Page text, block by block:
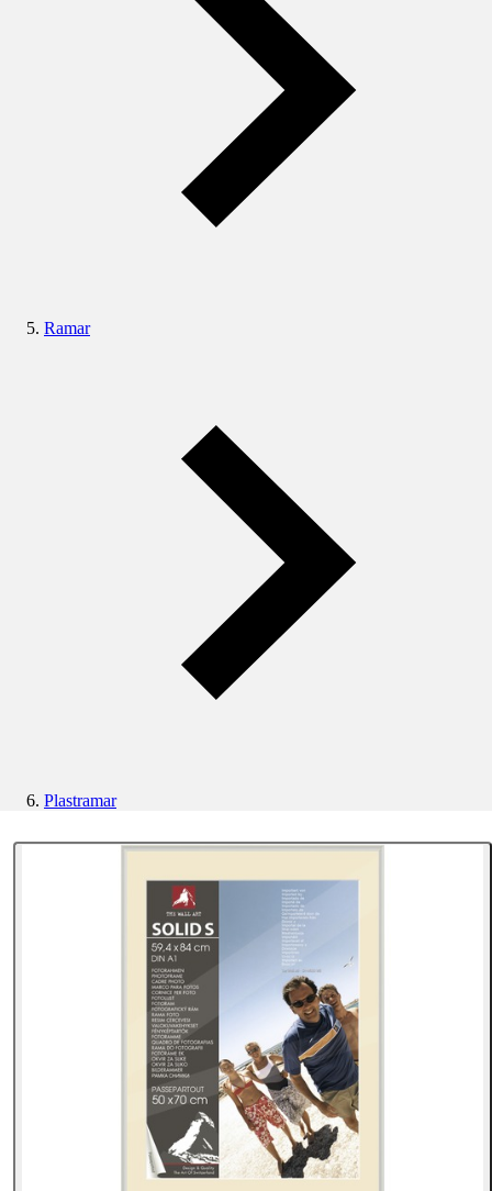
Ramar
Plastramar